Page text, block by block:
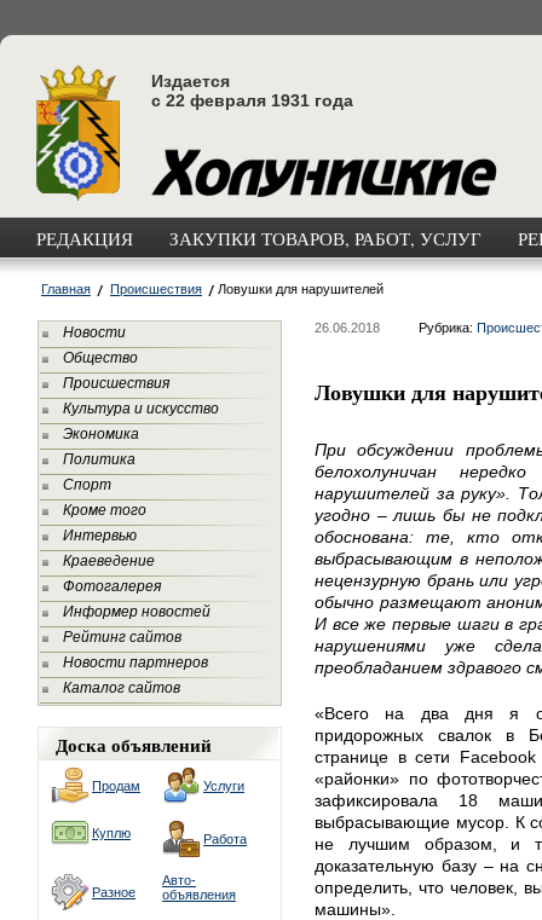
Издается
с 22 февраля 1931 года
РЕДАКЦИЯ ЗАКУПКИ ТОВАРОВ, РАБОТ, УСЛУГ
Главная Происшествия Ловушки для нарушителей
Новости
Общество
Происшествия
Культура и искусство
Экономика
Политика
Спорт
Кроме того
Интервью
Краеведение
Фотогалерея
Информер новостей
Рейтинг сайтов
Новости партнеров
Каталог сайтов
Доска объявлений
Продам Услуги
Куплю Работа
Разное
Авто-
объявления
26.06.2018 Рубрика:
Ловушки для
При обсуждении
белохолуничан
нарушителей за руку».
угодно – лишь бы не
обоснована: те, кто
выбрасывающим в
нецензурную брань или
обычно размещают
И все же первые шаги в
нарушениями уже
преобладанием здравого
«Всего на два дня я
придорожных свалок в
странице в сети
«районки» по
зафиксировала 18
выбрасывающие мусор. К
не лучшим образом, и
доказательную базу – на
определить, что человек,
машины».